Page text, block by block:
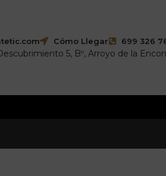
Cómo Llegar 699 326
5, Bº, Arroyo de la